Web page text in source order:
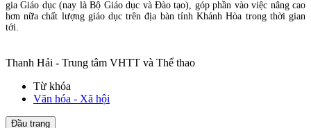
gia Giáo dục (nay là Bộ Giáo dục và Đào tạo), góp phần vào việc nâng cao
hơn nữa chất lượng giáo dục trên địa bàn tỉnh Khánh Hòa trong thời gian
tới.
Thanh Hải - Trung tâm VHTT và Thể thao
Từ khóa
Văn hóa - Xã hội
Đầu trang